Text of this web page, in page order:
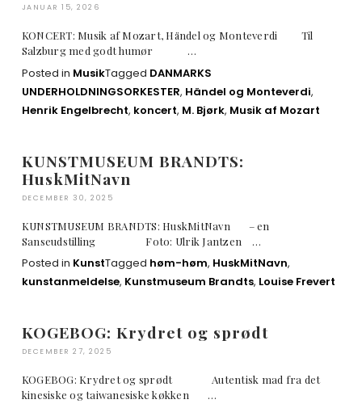
JANUAR 15, 2026
KONCERT: Musik af Mozart, Händel og Monteverdi Til
Salzburg med godt humør …
Posted in MusikTagged DANMARKS
UNDERHOLDNINGSORKESTER, Händel og Monteverdi,
Henrik Engelbrecht, koncert, M. Bjørk, Musik af Mozart
KUNSTMUSEUM BRANDTS:
HuskMitNavn
DECEMBER 30, 2025
KUNSTMUSEUM BRANDTS: HuskMitNavn – en
Sanseudstilling Foto: Ulrik Jantzen …
Posted in KunstTagged høm-høm, HuskMitNavn,
kunstanmeldelse, Kunstmuseum Brandts, Louise Frevert
KOGEBOG: Krydret og sprødt
DECEMBER 27, 2025
KOGEBOG: Krydret og sprødt Autentisk mad fra det
kinesiske og taiwanesiske køkken …